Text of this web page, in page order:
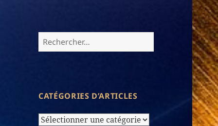
Rechercher :
CATÉGORIES D’ARTICLES
Catégories